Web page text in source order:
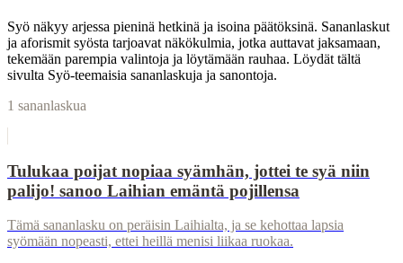
Syö näkyy arjessa pieninä hetkinä ja isoina päätöksinä. Sananlaskut
ja aforismit syösta tarjoavat näkökulmia, jotka auttavat jaksamaan,
tekemään parempia valintoja ja löytämään rauhaa. Löydät tältä
sivulta Syö-teemaisia sananlaskuja ja sanontoja.
1 sananlaskua
Tulukaa poijat nopiaa syämhän, jottei te syä niin
palijo! sanoo Laihian emäntä pojillensa
Tämä sananlasku on peräisin Laihialta, ja se kehottaa lapsia
syömään nopeasti, ettei heillä menisi liikaa ruokaa.